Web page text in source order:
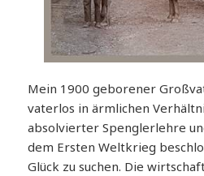
Mein 1900 geborener
vaterlos in ärmlichen
absolvierter Spenglerlehre
dem Ersten Weltkrieg
Glück zu suchen. Die